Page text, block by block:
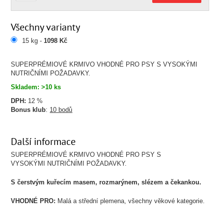
SUPERPRÉMIOVÉ KRMIVO VHODNÉ PRO PSY S VYSOKÝMI
NUTRIČNÍMI POŽADAVKY.
Skladem: >10 ks
DPH: 12 %
Bonus klub: 10 bodů
Všechny varianty
15 kg -1098 Kč
Další informace
SUPERPRÉMIOVÉ KRMIVO VHODNÉ PRO PSY S
VYSOKÝMI NUTRIČNÍMI POŽADAVKY.
S čerstvým kuřecím masem, rozmarýnem, slézem a čekankou.
VHODNÉ PRO: Malá a střední plemena, všechny věkové kategorie.